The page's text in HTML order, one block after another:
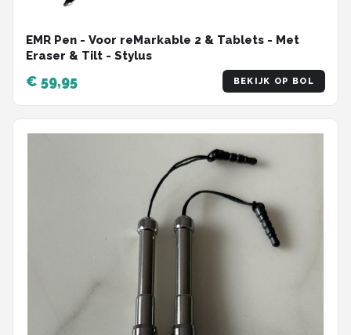
EMR Pen - Voor reMarkable 2 & Tablets - Met
Eraser & Tilt - Stylus
€ 59,95 BEKIJK OP BOL